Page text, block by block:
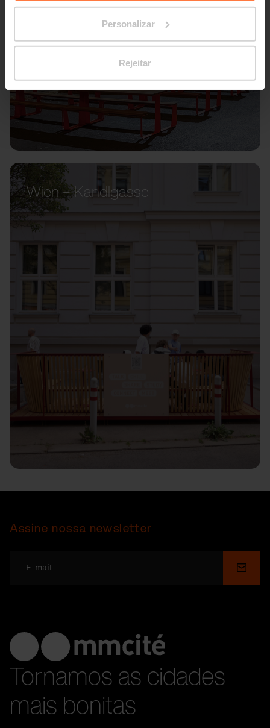
Personalizar
Rejeitar
Wien – Kandlgasse
Assine nossa newsletter
Enviar
Tornamos as cidades
mais bonitas